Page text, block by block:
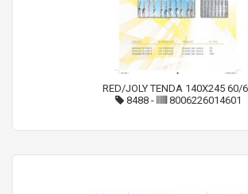
RED/JOLY TENDA 140X245 60/
8488- 8006226014601